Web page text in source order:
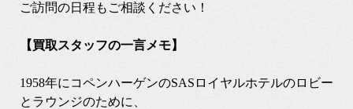
ご訪問の日程もご相談ください！
【買取スタッフの一言メモ】
1958年にコペンハーゲンのSASロイヤルホテルのロビー
とラウンジのために、